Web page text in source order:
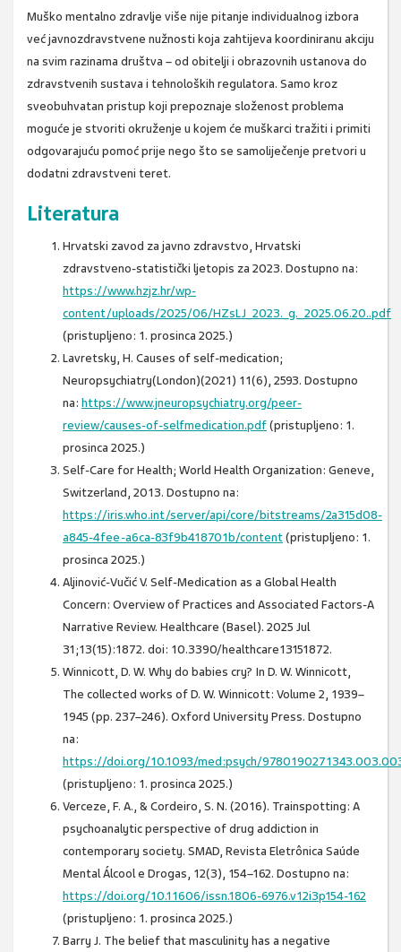
Muško mentalno zdravlje više nije pitanje individualnog izbora
već javnozdravstvene nužnosti koja zahtijeva koordiniranu akciju
na svim razinama društva – od obitelji i obrazovnih ustanova do
zdravstvenih sustava i tehnoloških regulatora. Samo kroz
sveobuhvatan pristup koji prepoznaje složenost problema
moguće je stvoriti okruženje u kojem će muškarci tražiti i primiti
odgovarajuću pomoć prije nego što se samoliječenje pretvori u
dodatni zdravstveni teret.
Literatura
Hrvatski zavod za javno zdravstvo, Hrvatski
zdravstveno-statistički ljetopis za 2023. Dostupno na:
https://www.hzjz.hr/wp-
content/uploads/2025/06/HZsLJ_2023._g._2025.06.20..pdf
(pristupljeno: 1. prosinca 2025.)
Lavretsky, H. Causes of self-medication;
Neuropsychiatry(London)(2021) 11(6), 2593. Dostupno
na: https://www.jneuropsychiatry.org/peer-
review/causes-of-selfmedication.pdf(pristupljeno: 1.
prosinca 2025.)
Self-Care for Health; World Health Organization: Geneve,
Switzerland, 2013. Dostupno na:
https://iris.who.int/server/api/core/bitstreams/2a315d08-
a845-4fee-a6ca-83f9b418701b/content(pristupljeno: 1.
prosinca 2025.)
Aljinović-Vučić V. Self-Medication as a Global Health
Concern: Overview of Practices and Associated Factors-A
Narrative Review. Healthcare (Basel). 2025 Jul
31;13(15):1872. doi: 10.3390/healthcare13151872.
Winnicott, D. W. Why do babies cry? In D. W. Winnicott,
The collected works of D. W. Winnicott: Volume 2, 1939–
1945 (pp. 237–246). Oxford University Press. Dostupno
na:
https://doi.org/10.1093/med:psych/
(pristupljeno: 1. prosinca 2025.)
Verceze, F. A., & Cordeiro, S. N. (2016). Trainspotting: A
psychoanalytic perspective of drug addiction in
contemporary society. SMAD, Revista Eletrônica Saúde
Mental Álcool e Drogas, 12(3), 154–162. Dostupno na:
https://doi.org/10.11606/issn.1806-6976.v12i3p154-162
(pristupljeno: 1. prosinca 2025.)
Barry J. The belief that masculinity has a negative